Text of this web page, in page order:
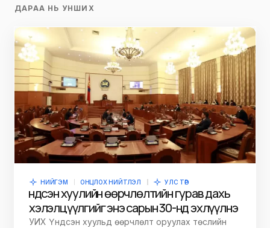
ДАРАА НЬ УНШИХ
НИЙГЭМ ОНЦЛОХ НИЙТЛЭЛ УЛС ТӨР
Үндсэн хуулийн өөрчлөлтийн гурав дахь
хэлэлцүүлгийг энэ сарын 30-нд эхлүүлнэ
УИХ Үндсэн хуульд өөрчлөлт оруулах төслийн